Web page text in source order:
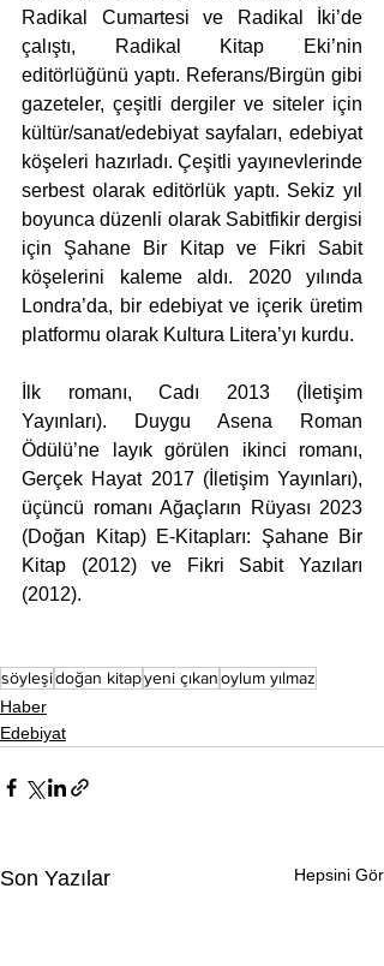
Radikal Cumartesi ve Radikal İki’de
çalıştı, Radikal Kitap Eki’nin
editörlüğünü yaptı. Referans/Birgün gibi
gazeteler, çeşitli dergiler ve siteler için
kültür/sanat/edebiyat sayfaları, edebiyat
köşeleri hazırladı. Çeşitli yayınevlerinde
serbest olarak editörlük yaptı. Sekiz yıl
boyunca düzenli olarak Sabitfikir dergisi
için Şahane Bir Kitap ve Fikri Sabit
köşelerini kaleme aldı. 2020 yılında
Londra’da, bir edebiyat ve içerik üretim
platformu olarak Kultura Litera’yı kurdu.
İlk romanı, Cadı 2013 (İletişim
Yayınları). Duygu Asena Roman
Ödülü’ne layık görülen ikinci romanı,
Gerçek Hayat 2017 (İletişim Yayınları),
üçüncü romanı Ağaçların Rüyası 2023
(Doğan Kitap) E-Kitapları: Şahane Bir
Kitap (2012) ve Fikri Sabit Yazıları
(2012).
söyleşidoğan kitapyeni çıkanoylum yılmaz
Haber
Edebiyat
Son Yazılar Hepsini Gör